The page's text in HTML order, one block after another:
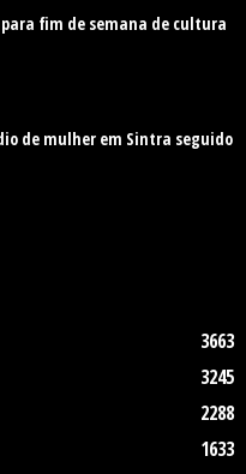
fim de semana de cultura
de mulher em Sintra seguido
3663
3245
2288
1633